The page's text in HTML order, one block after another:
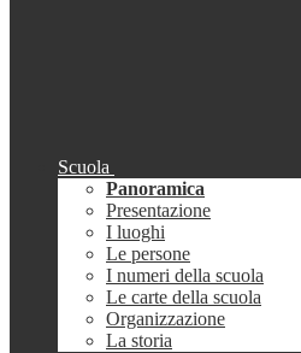
Scuola
Panoramica
Presentazione
I luoghi
Le persone
I numeri della scuola
Le carte della scuola
Organizzazione
La storia